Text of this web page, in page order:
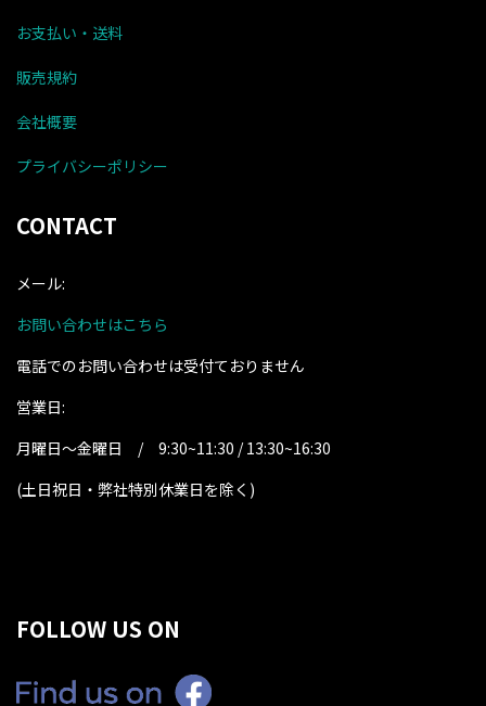
お支払い・送料
販売規約
会社概要
プライバシーポリシー
CONTACT
メール:
お問い合わせはこちら
電話でのお問い合わせは受付ておりません
営業日:
月曜日～金曜日 / 9:30~11:30 / 13:30~16:30
(土日祝日・弊社特別休業日を除く )
FOLLOW US ON